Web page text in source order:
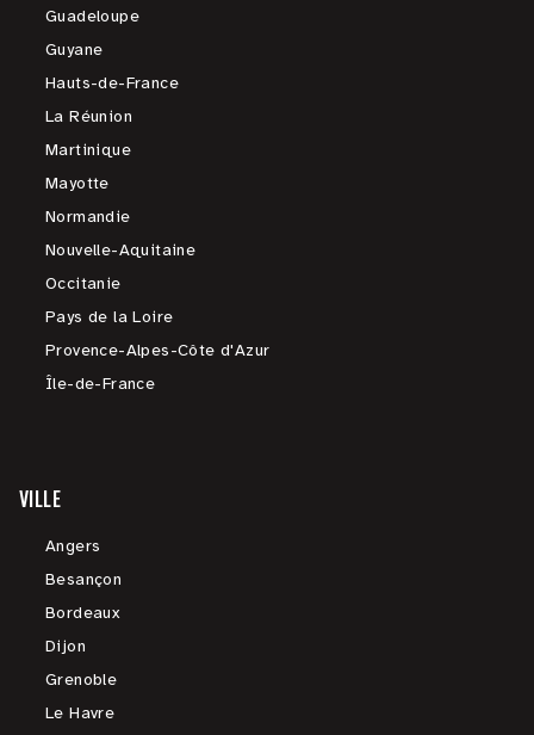
Guadeloupe
Guyane
Hauts-de-France
La Réunion
Martinique
Mayotte
Normandie
Nouvelle-Aquitaine
Occitanie
Pays de la Loire
Provence-Alpes-Côte d'Azur
Île-de-France
VILLE
Angers
Besançon
Bordeaux
Dijon
Grenoble
Le Havre